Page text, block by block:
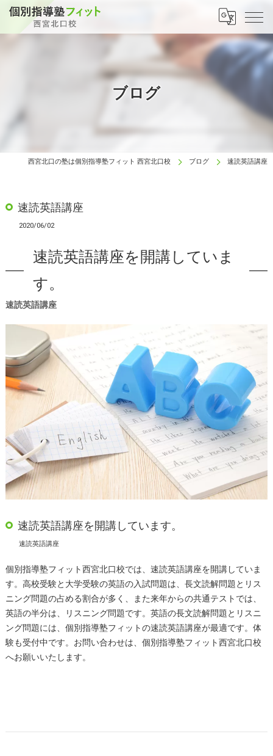
ブログ
西宮北口の塾は個別指導塾フィット 西宮北口校 ブログ 速読英語講座
速読英語講座
2020/06/02
速読英語講座
速読英語講座を開講していま
す。
速読英語講座を開講しています。
速読英語講座
個別指導塾フィット西宮北口校では、速読英語講座を開講していま
す。高校受験と大学受験の英語の入試問題は、長文読解問題とリス
ニング問題の占める割合が多く、また来年からの共通テストでは、
英語の半分は、リスニング問題です。英語の長文読解問題とリスニ
ング問題には、個別指導塾フィットの速読英語講座が最適です。体
験も受付中です。お問い合わせは、個別指導塾フィット西宮北口校
へお願いいたします。